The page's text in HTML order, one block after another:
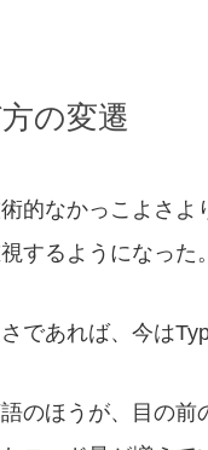
の変遷
的なかっこよさよ
するようになった。
であれば、今は
のほうが、目の前